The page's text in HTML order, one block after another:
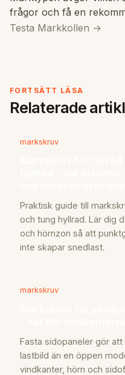
frågor och få en
Testa Markkollen →
FORTSÄTT LÄSA
Relaterade
markskruv
Praktisk guide till
och tung hyllrad. Lär dig
och hörnzon så att
inte skapar snedlast.
markskruv
Fasta sidopaneler gör
lastbild än en öppen
vindkanter, hörn och